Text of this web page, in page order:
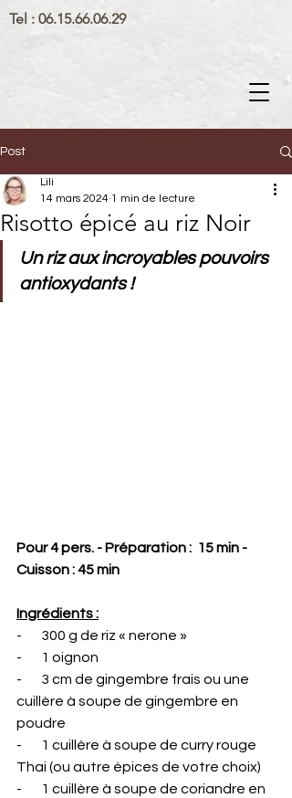
Tel : 06.15.66.06.29
Post
Risotto épicé au riz Noir
Lili
14 mars 2024 1 min de lecture
Un riz aux incroyables pouvoirs
antioxydants !
Pour 4 pers. - Préparation :  15 min -
Cuisson : 45 min
Ingrédients :
-       300 g de riz « nerone »
-       1 oignon
-       3 cm de gingembre frais ou une
cuillère à soupe de gingembre en
poudre
-       1 cuillère à soupe de curry rouge
Thai (ou autre épices de votre choix)
-       1 cuillère à soupe de coriandre en